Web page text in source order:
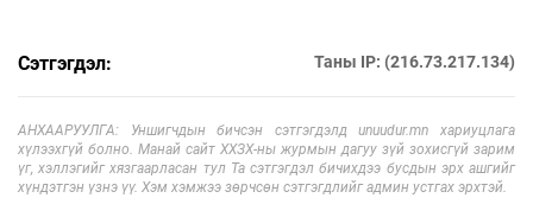
Сэтгэгдэл: Таны IP: (216.73.217.134)
АНХААРУУЛГА: Уншигчдын бичсэн сэтгэгдэлд unuudur.mn хариуцлага
хүлээхгүй болно. Манай сайт ХХЗХ-ны журмын дагуу зүй зохисгүй зарим
үг, хэллэгийг хязгаарласан тул Та сэтгэгдэл бичихдээ бусдын эрх ашгийг
хүндэтгэн үзнэ үү. Хэм хэмжээ зөрчсөн сэтгэгдлийг админ устгах эрхтэй.